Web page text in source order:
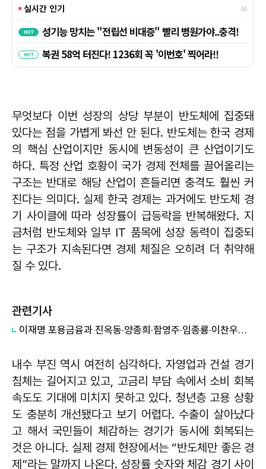
무엇보다 이번 성장의 상당 부분이 반도체에 집중돼
있다는 점을 가볍게 봐선 안 된다. 반도체는 한국 경제
의 핵심 산업이지만 동시에 변동성이 큰 산업이기도
하다. 특정 산업 호황이 국가 경제 전체를 끌어올리는
구조는 반대로 해당 산업이 흔들리면 충격도 훨씬 커
진다는 의미다. 실제 한국 경제는 과거에도 반도체 경
기 사이클에 따라 성장률이 급등락을 반복해왔다. 지
금처럼 반도체와 일부 IT 품목에 성장 동력이 집중되
는 구조가 지속된다면 경제 체질은 오히려 더 취약해
질 수 있다.
관련기사
이재명 포용금융과 진옥동·양종희·함영주·임종룡·이찬우의 과제
내수 부진 역시 여전히 심각하다. 자영업과 건설 경기
침체는 길어지고 있고, 고금리 부담 속에서 소비 회복
속도도 기대에 미치지 못하고 있다. 청년층 고용 상황
도 충분히 개선됐다고 보기 어렵다. 수출이 살아났다
고 해서 국민들이 체감하는 경기가 동시에 회복되는
것은 아니다. 실제 경제 현장에서는 “반도체만 좋은 경
제”라는 말까지 나온다. 성장률 숫자와 체감 경기 사이